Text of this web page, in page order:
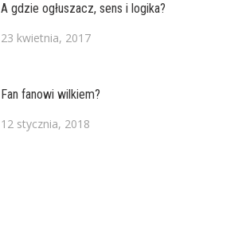
A gdzie ogłuszacz, sens i logika?
23 kwietnia, 2017
Fan fanowi wilkiem?
12 stycznia, 2018